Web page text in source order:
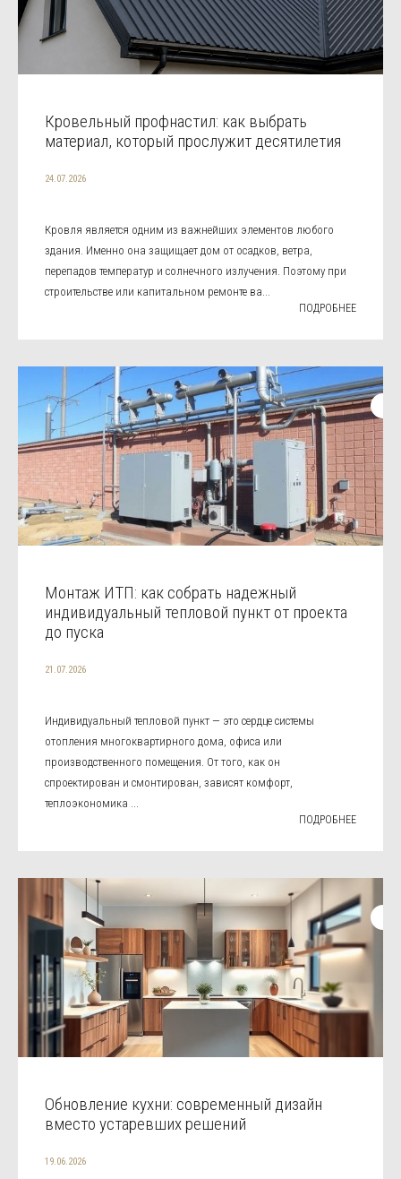
Кровельный профнастил: как выбрать
материал, который прослужит десятилетия
24.07.2026
Кровля является одним из важнейших элементов любого
здания. Именно она защищает дом от осадков, ветра,
перепадов температур и солнечного излучения. Поэтому при
строительстве или капитальном ремонте ва...
ПОДРОБНЕЕ
Монтаж ИТП: как собрать надежный
индивидуальный тепловой пункт от проекта
до пуска
21.07.2026
Индивидуальный тепловой пункт — это сердце системы
отопления многоквартирного дома, офиса или
производственного помещения. От того, как он
спроектирован и смонтирован, зависят комфорт,
теплоэкономика ...
ПОДРОБНЕЕ
Обновление кухни: современный дизайн
вместо устаревших решений
19.06.2026